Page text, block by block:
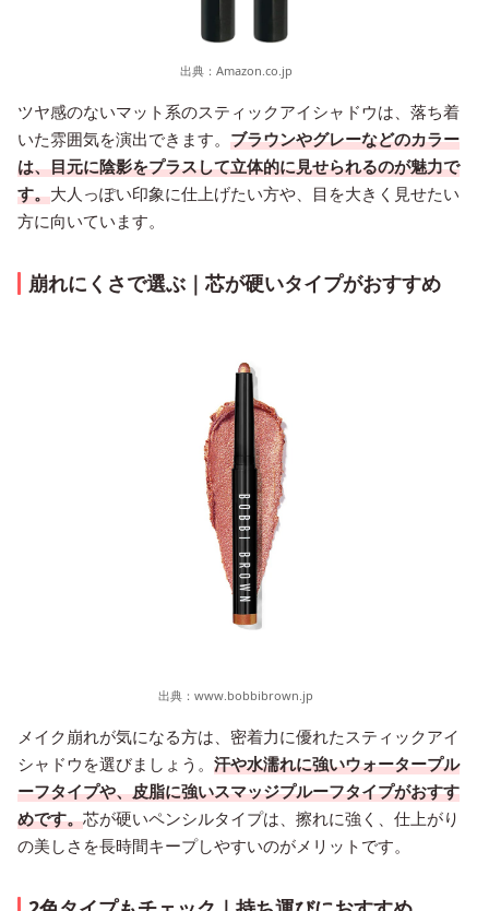
出典： Amazon.co.jp
ツヤ感のないマット系のスティックアイシャドウは、落ち着
いた雰囲気を演出できます。 ブラウンやグレーなどのカラー
は、目元に陰影をプラスして立体的に見せられるのが魅力で
す。大人っぽい印象に仕上げたい方や、目を大きく見せたい
方に向いています。
崩れにくさで選ぶ｜芯が硬いタイプがおすすめ
出典： www.bobbibrown.jp
メイク崩れが気になる方は、密着力に優れたスティックアイ
シャドウを選びましょう。 汗や水濡れに強いウォータープル
ーフタイプや、皮脂に強いスマッジプルーフタイプがおすす
めです。芯が硬いペンシルタイプは、擦れに強く、仕上がり
の美しさを長時間キープしやすいのがメリットです。